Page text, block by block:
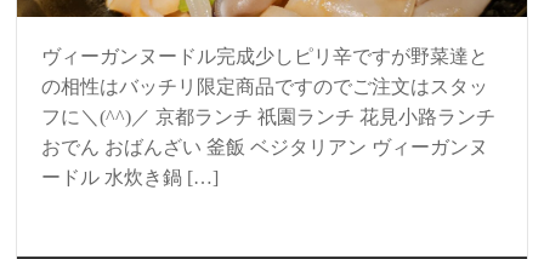
ヴィーガンヌードル完成少しピリ辛ですが野菜達と
の相性はバッチリ限定商品ですのでご注文はスタッ
フに＼(^^)／ 京都ランチ 祇園ランチ 花見小路ランチ
おでん おばんざい 釜飯 ベジタリアン ヴィーガンヌ
ードル 水炊き鍋 […]